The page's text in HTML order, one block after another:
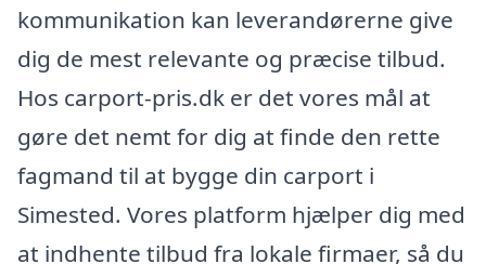
kommunikation kan leverandørerne give
dig de mest relevante og præcise tilbud.
Hos carport-pris.dk er det vores mål at
gøre det nemt for dig at finde den rette
fagmand til at bygge din carport i
Simested. Vores platform hjælper dig med
at indhente tilbud fra lokale firmaer, så du